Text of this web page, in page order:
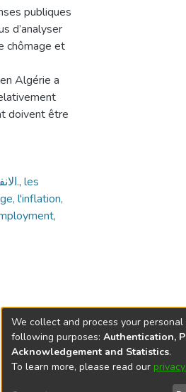
publiques
d’analyser
chômage et
Algérie a
doivent être
الانفاق الحكومي، الاستقرار الاقتصادي الكلي، البطالة، التضخم، الجزائر., les
l'inflation,
We collect and process your
following purposes: Authentication,
Acknowledgement and Statistics.
To learn more, please read our